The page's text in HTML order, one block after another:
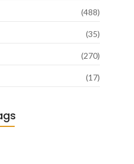
(488)
(35)
(270)
(17)